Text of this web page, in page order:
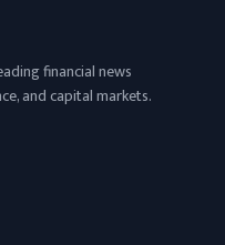
financial news
and capital markets.